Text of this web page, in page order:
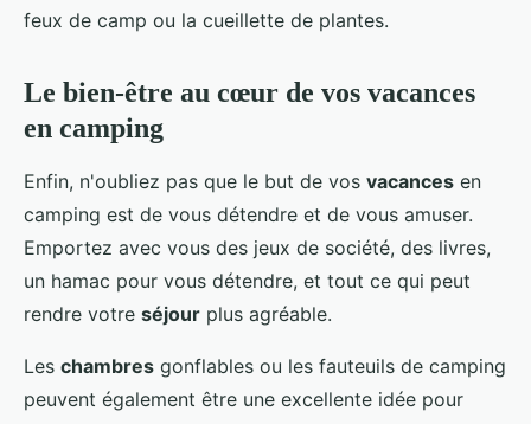
feux de camp ou la cueillette de plantes.
Le bien-être au cœur de vos vacances
en camping
Enfin, n'oubliez pas que le but de vos vacances en
camping est de vous détendre et de vous amuser.
Emportez avec vous des jeux de société, des livres,
un hamac pour vous détendre, et tout ce qui peut
rendre votre séjour plus agréable.
Les chambres gonflables ou les fauteuils de camping
peuvent également être une excellente idée pour